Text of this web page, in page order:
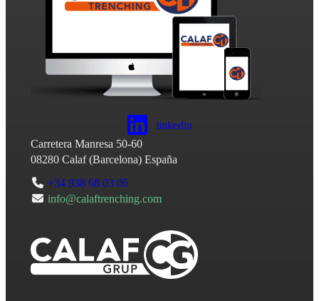
linkedin
Carretera Manresa 50-60
08280 Calaf(Barcelona) España
+34 938 68 03 06
info@calaftrenching.com